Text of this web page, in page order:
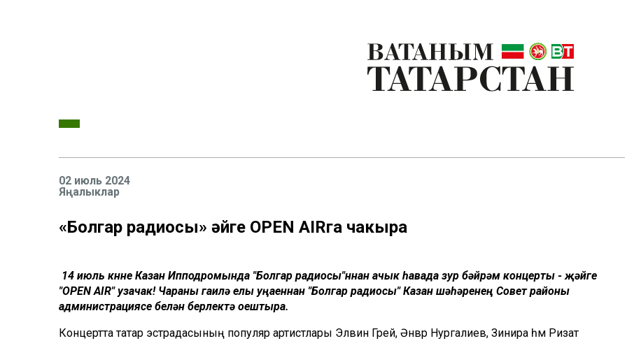
02 июль 2024
Яңалыклар
«Болгар радиосы» җәйге OPEN AIRга чакыра
14 июль көнне Казан Ипподромында "Болгар радиосы"ннан ачык һавада зур бәйрәм концерты - җәйге
"OPEN AIR" узачак! Чараны гаилә елы уңаеннан "Болгар радиосы" Казан шәһәренең Совет районы
администрациясе белән берлектә оештыра.
Концертта татар эстрадасының популяр артистлары Элвин Грей, Әнвәр Нургалиев, Зинира һәм Ризат